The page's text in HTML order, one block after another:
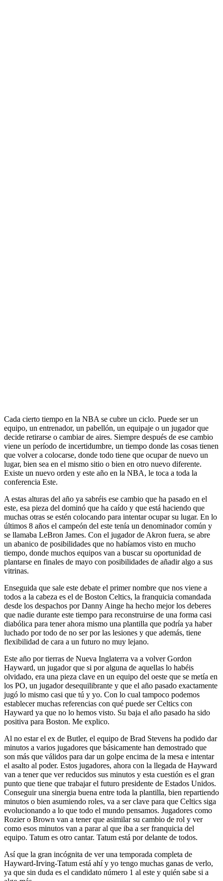
Cada cierto tiempo en la NBA se cubre un ciclo. Puede ser un
equipo, un entrenador, un pabellón, un equipaje o un jugador que
decide retirarse o cambiar de aires. Siempre después de ese cambio
viene un período de incertidumbre, un tiempo donde las cosas tienen
que volver a colocarse, donde todo tiene que ocupar de nuevo un
lugar, bien sea en el mismo sitio o bien en otro nuevo diferente.
Existe un nuevo orden y este año en la NBA, le toca a toda la
conferencia Este.
A estas alturas del año ya sabréis ese cambio que ha pasado en el
este, esa pieza del dominó que ha caído y que está haciendo que
muchas otras se estén colocando para intentar ocupar su lugar. En lo
últimos 8 años el campeón del este tenía un denominador común y
se llamaba LeBron James. Con el jugador de Akron fuera, se abre
un abanico de posibilidades que no habíamos visto en mucho
tiempo, donde muchos equipos van a buscar su oportunidad de
plantarse en finales de mayo con posibilidades de añadir algo a sus
vitrinas.
Enseguida que sale este debate el primer nombre que nos viene a
todos a la cabeza es el de Boston Celtics, la franquicia comandada
desde los despachos por Danny Ainge ha hecho mejor los deberes
que nadie durante este tiempo para reconstruirse de una forma casi
diabólica para tener ahora mismo una plantilla que podría ya haber
luchado por todo de no ser por las lesiones y que además, tiene
flexibilidad de cara a un futuro no muy lejano.
Este año por tierras de Nueva Inglaterra va a volver Gordon
Hayward, un jugador que si por alguna de aquellas lo habéis
olvidado, era una pieza clave en un equipo del oeste que se metía en
los PO, un jugador desequilibrante y que el año pasado exactamente
jugó lo mismo casi que tú y yo. Con lo cual tampoco podemos
establecer muchas referencias con qué puede ser Celtics con
Hayward ya que no lo hemos visto. Su baja el año pasado ha sido
positiva para Boston. Me explico.
Al no estar el ex de Butler, el equipo de Brad Stevens ha podido dar
minutos a varios jugadores que básicamente han demostrado que
son más que válidos para dar un golpe encima de la mesa e intentar
el asalto al poder. Estos jugadores, ahora con la llegada de Hayward
van a tener que ver reducidos sus minutos y esta cuestión es el gran
punto que tiene que trabajar el futuro presidente de Estados Unidos.
Conseguir una sinergia buena entre toda la plantilla, bien repartiendo
minutos o bien asumiendo roles, va a ser clave para que Celtics siga
evolucionando a lo que todo el mundo pensamos. Jugadores como
Rozier o Brown van a tener que asimilar su cambio de rol y ver
como esos minutos van a parar al que iba a ser franquicia del
equipo. Tatum es otro cantar. Tatum está por delante de todos.
Así que la gran incógnita de ver una temporada completa de
Hayward-Irving-Tatum está ahí y yo tengo muchas ganas de verlo,
ya que sin duda es el candidato número 1 al este y quién sabe si a